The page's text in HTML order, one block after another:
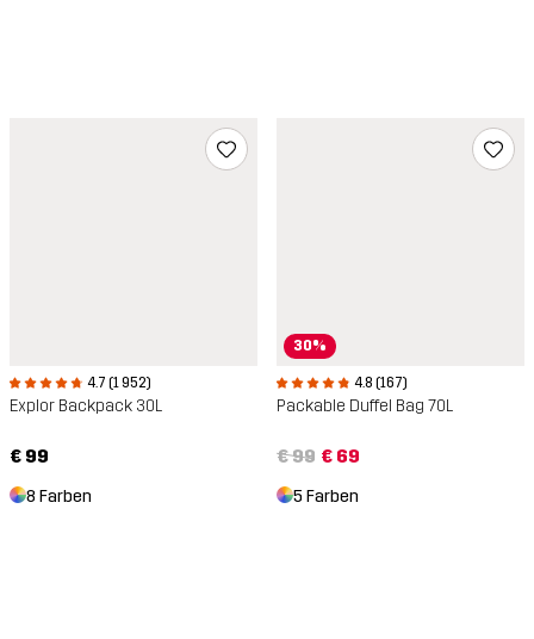
4.7 (1 952)
Explor Backpack 30L
€ 99
8 Farben
30%
4.8 (167)
Packable Duffel Bag 70L
€ 99 € 69
5 Farben